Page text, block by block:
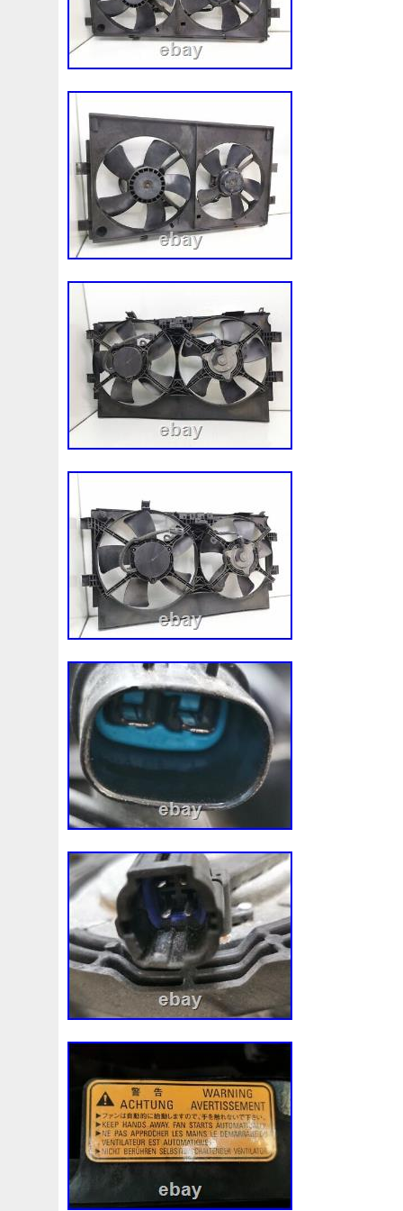
Type de boite de vitesse : manuel.
124219 mi. Nous vendons des pièces
d’occasion dans le monde entier. Si
articles, services, communication,
commentaires positifs. Nous apprécions
positifs, c’est notre note de travail. S’il
pas de commentaires négatifs jusqu’à
donné une chance de corriger le
pour votre achat et votre temps. Ces
responsabilité de l’acheteur. Veuillez
bureau de douane de votre pays pour
seront ces coûts supplémentaires avant
d’acheter. Nous prenons grand soin
pour vous assurer une expédition sûre.
expédier toutes les commandes dans
ouvrables suivant le paiement, mais
jusqu’à 48 heures ouvrables. La plupart
expédiées le jour ouvrable suivant. Pas
end ou après les heures d’ouverture
changement d’adresse n’est pas
numéros de suivi seront fournis dans
toute question. Le délai de livraison
vous avez besoin d’informations à ce
contacter. La livraison du colis peut
raison de la faute du tiers. Le vendeur
responsabilité pour les retards causés
coursier, douane. Veuillez vérifier le
la livraison. Si vous signez pour la
pas réclamer de remboursement pour
reçu le colis en bon état et qu’aucun
effectué. Si le colis est endommagé,
prendre. Contactez-nous et nous
solution pour vous. Nous utilisons les
lituanienne, DPD, LP Express, DHL et
vous achetez arrive endommagé, cesse
correctement pendant la période de
différent de celui décrit, vous pouvez
intention de le retourner dans les 30
réception. Je vous en enverrai un autre
rembourserai votre argent. Le retour de
aux frais de l’acheteur. Toute demande
effectuée dans les 30 jours suivant la
commande. Les articles retournés en
des pièces manquantes ne seront pas
51348 Kaunas, Kauno apskritis Lituanie.
achetez arrive endommagé, cesse de
correctement pendant la péri. Cet item
« Auto, moto – pièces,
accessoires\Composants pour le
moteurs\Vases d’expansion et
vendeur est « frpiecesdevoiture » et est
pays: LT. Cet article peut être expédié
Amérique, Europe, Asie.
Numéro de pièce fabricant: